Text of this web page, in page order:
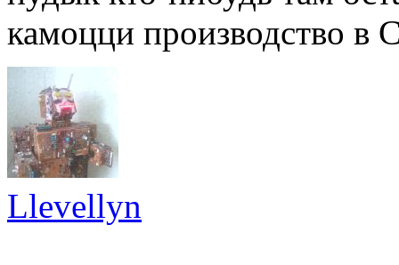
камоцци производство в
Llevellyn